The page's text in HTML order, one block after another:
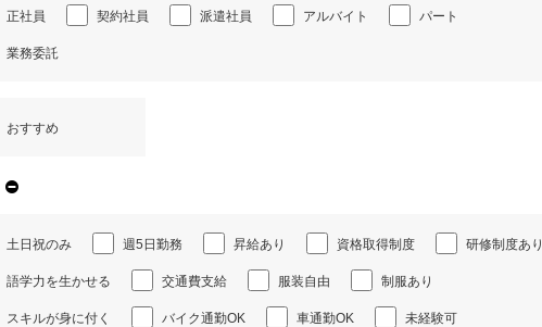
正社員 契約社員 派遣社員 アルバイト パート
業務委託
おすすめ
土日祝のみ 週5日勤務 昇給あり 資格取得制度 研修制度あり
語学力を生かせる 交通費支給 服装自由 制服あり
スキルが身に付く バイク通勤OK 車通勤OK 未経験可